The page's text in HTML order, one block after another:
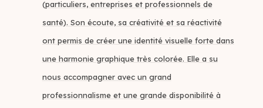
(particuliers, entreprises et professionnels de
santé). Son écoute, sa créativité et sa réactivité
ont permis de créer une identité visuelle forte dans
une harmonie graphique très colorée. Elle a su
nous accompagner avec un grand
professionnalisme et une grande disponibilité à